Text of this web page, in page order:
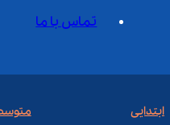
تماس با ما
ابتدایی